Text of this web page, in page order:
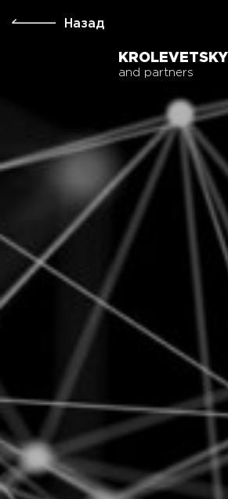
KROLEVETSKYI
and partners
Назад